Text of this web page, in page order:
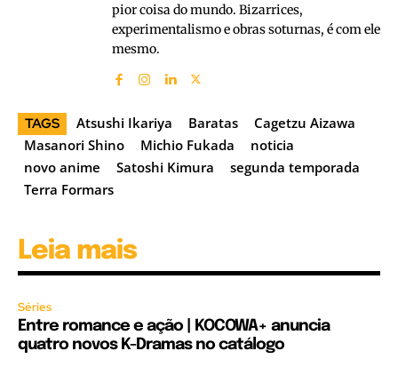
pior coisa do mundo. Bizarrices,
experimentalismo e obras soturnas, é com ele
mesmo.
TAGS Atsushi Ikariya Baratas
Cagetzu Aizawa
Masanori Shino
Michio Fukada
noticia
novo anime
Satoshi Kimura
segunda temporada
Terra Formars
Leia mais
Séries
Entre romance e ação | KOCOWA+ anuncia
quatro novos K-Dramas no catálogo